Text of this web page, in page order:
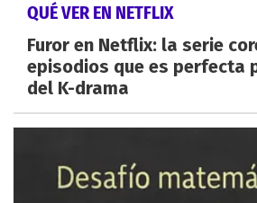
QUÉ VER EN NETFLIX
Furor en Netflix: la serie
episodios que es perfecta
del K-drama